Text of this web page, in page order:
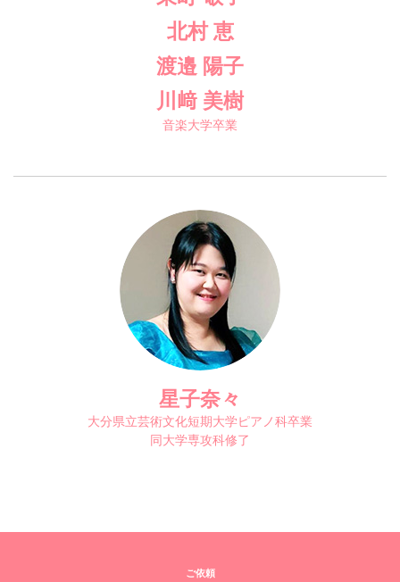
北村 恵
渡邉 陽子
川﨑 美樹
音楽大学卒業
星子奈々
大分県立芸術文化短期大学ピアノ科卒業
同大学専攻科修了
ご依頼